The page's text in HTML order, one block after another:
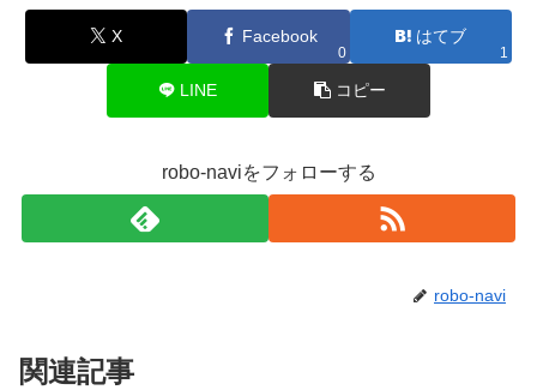
X Facebook
0
はてブ
1
LINE コピー
robo-naviをフォローする
robo-navi
関連記事